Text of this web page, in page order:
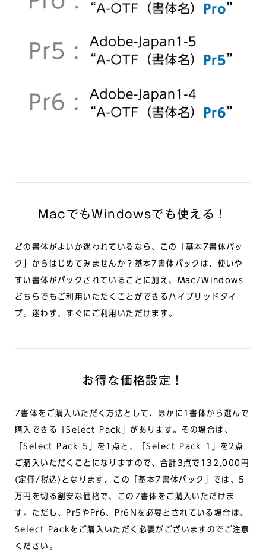
MacでもWindowsでも使える！
どの書体がよいか迷われているなら、この「基本7書体パッ
ク」からはじめてみませんか？基本7書体パックは、使いや
すい書体がパックされていることに加え、Mac/Windows
どちらでもご利用いただくことができるハイブリッドタイ
プ。迷わず、すぐにご利用いただけます。
お得な価格設定！
7書体をご購入いただく方法として、ほかに1書体から選んで
購入できる「Select Pack」があります。その場合は、
「Select Pack 5」を1点と、「Select Pack 1」を2点
ご購入いただくことになりますので、合計3点で132,000円
(定価/税込)となります。この「基本7書体パック」では、5
万円を切る割安な価格で、この7書体をご購入いただけま
す。ただし、Pr5やPr6、Pr6Nを必要とされている場合は、
Select Packをご購入いただく必要がございますのでご注意
ください。